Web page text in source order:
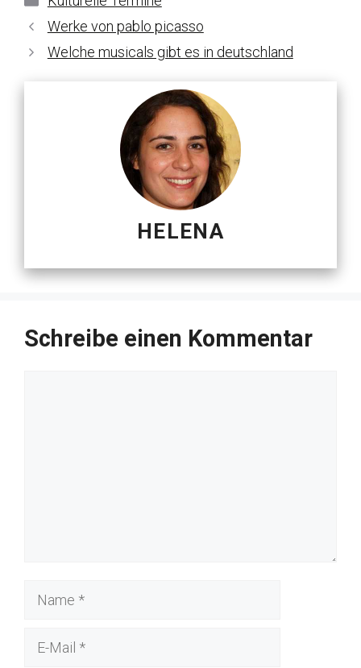
Werke von pablo picasso
Welche musicals gibt es in deutschland
HELENA
Schreibe einen Kommentar
Name